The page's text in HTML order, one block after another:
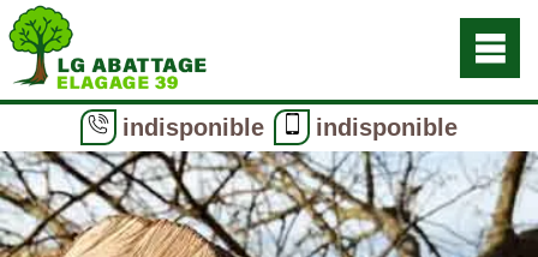
indisponible indisponible